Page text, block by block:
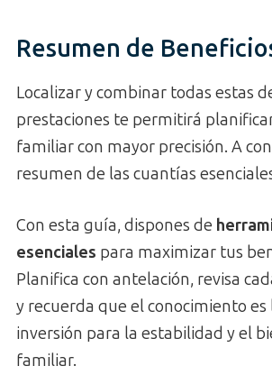
Resumen de
Localizar y combinar todas estas
prestaciones te permitirá
familiar con mayor precisión. A
resumen de las cuantías
Con esta guía, dispones de
esenciales para maximizar tus
Planifica con antelación, revisa
y recuerda que el conocimiento es
inversión para la estabilidad y el
familiar.